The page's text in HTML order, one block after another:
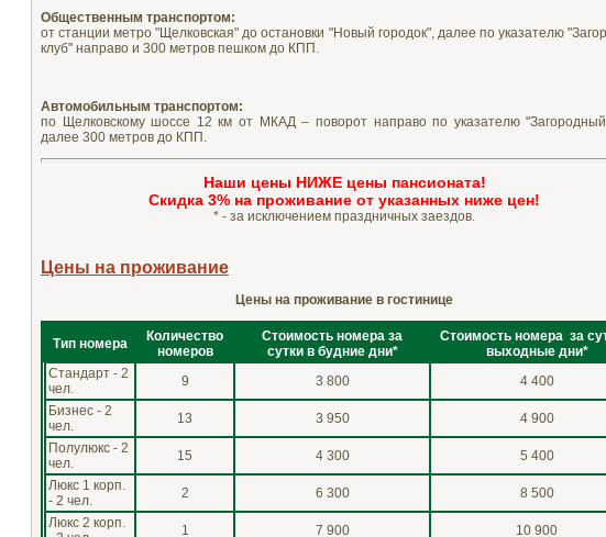
Общественным транспортом:
от станции метро "Щелковская" до остановки "Новый городок", далее по указателю
клуб" направо и 300 метров пешком до КПП.
Автомобильным транспортом:
по Щелковскому шоссе 12 км от МКАД – поворот направо по указателю
далее 300 метров до КПП.
Наши цены НИЖЕ цены пансионата!
Cкидка 3% на проживание от указанных ниже цен!
* - за исключением праздничных заездов.
Цены на проживание
Цены на проживание в гостинице
Тип номера
Количество
номеров
Стоимость номера за
сутки в будние дни*
Стоимость номера за
выходные дни*
Стандарт - 2
чел.
9 3 800
4 400
Бизнес - 2
чел.
13 3 950
4 900
Полулюкс - 2
чел.
15 4 300
5 400
Люкс 1 корп.
- 2 чел.
2 6 300
8 500
Люкс 2 корп.
1 7 900 10 900